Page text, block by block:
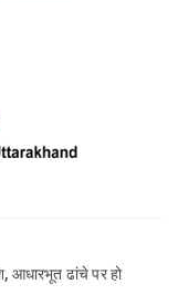
आधारभूत ढांचे पर हो